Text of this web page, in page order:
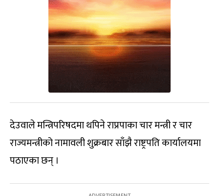
देउवाले मन्त्रिपरिषदमा थपिने राप्रपाका चार मन्त्री र चार
राज्यमन्त्रीको नामावली शुक्रबार साँझै राष्ट्रपति कार्यालयमा
पठाएका छन् ।